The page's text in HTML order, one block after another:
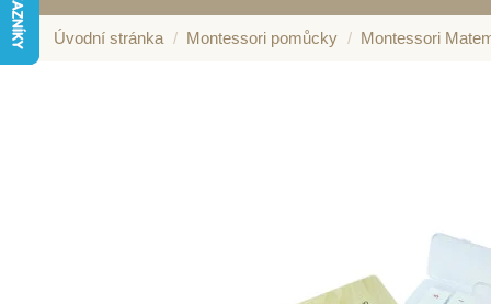
Úvodní stránka Montessori pomůcky Montessori